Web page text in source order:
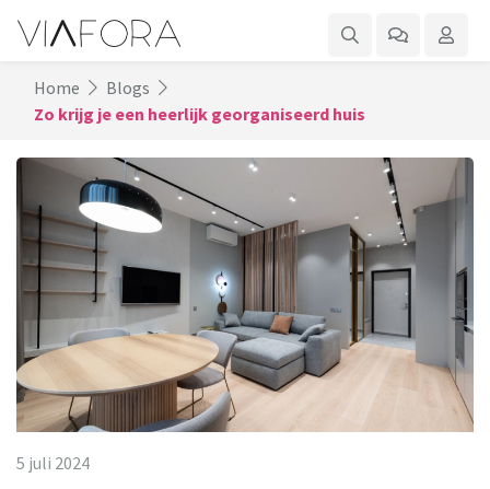
Home
Blogs
Zo krijg je een heerlijk georganiseerd huis
5 juli 2024